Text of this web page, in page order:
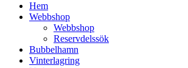
Hem
Webbshop
Webbshop
Reservdelssök
Bubbelhamn
Vinterlagring